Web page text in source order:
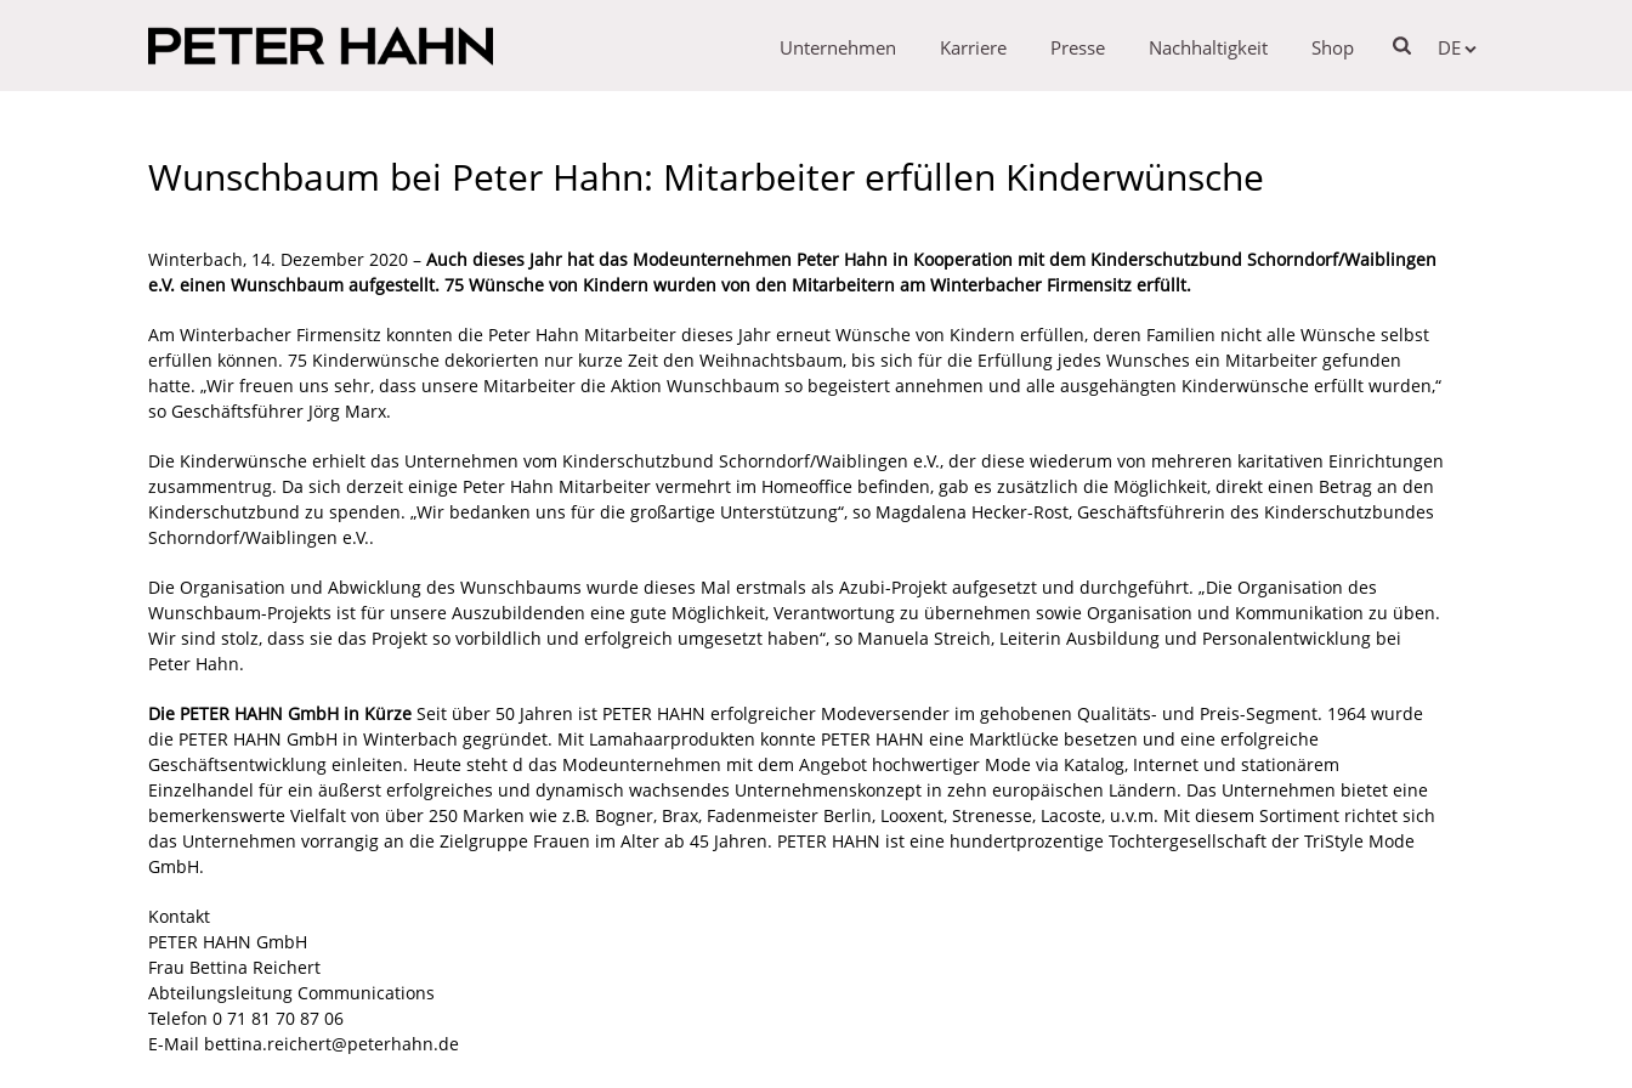
Unternehmen Karriere Presse Nachhaltigkeit Shop DE
Wunschbaum bei Peter Hahn: Mitarbeiter erfüllen Kinderwünsche
Winterbach, 14. Dezember 2020 – Auch dieses Jahr hat das Modeunternehmen Peter Hahn in Kooperation mit dem Kinderschutzbund Schorndorf/Waiblingen
e.V. einen Wunschbaum aufgestellt. 75 Wünsche von Kindern wurden von den Mitarbeitern am Winterbacher Firmensitz erfüllt.
Am Winterbacher Firmensitz konnten die Peter Hahn Mitarbeiter dieses Jahr erneut Wünsche von Kindern erfüllen, deren Familien nicht alle Wünsche selbst
erfüllen können. 75 Kinderwünsche dekorierten nur kurze Zeit den Weihnachtsbaum, bis sich für die Erfüllung jedes Wunsches ein Mitarbeiter gefunden
hatte. „Wir freuen uns sehr, dass unsere Mitarbeiter die Aktion Wunschbaum so begeistert annehmen und alle ausgehängten Kinderwünsche erfüllt wurden,“
so Geschäftsführer Jörg Marx.
Die Kinderwünsche erhielt das Unternehmen vom Kinderschutzbund Schorndorf/Waiblingen e.V., der diese wiederum von mehreren karitativen Einrichtungen
zusammentrug. Da sich derzeit einige Peter Hahn Mitarbeiter vermehrt im Homeoffice befinden, gab es zusätzlich die Möglichkeit, direkt einen Betrag an den
Kinderschutzbund zu spenden. „Wir bedanken uns für die großartige Unterstützung“, so Magdalena Hecker-Rost, Geschäftsführerin des Kinderschutzbundes
Schorndorf/Waiblingen e.V..
Die Organisation und Abwicklung des Wunschbaums wurde dieses Mal erstmals als Azubi-Projekt aufgesetzt und durchgeführt. „Die Organisation des
Wunschbaum-Projekts ist für unsere Auszubildenden eine gute Möglichkeit, Verantwortung zu übernehmen sowie Organisation und Kommunikation zu üben.
Wir sind stolz, dass sie das Projekt so vorbildlich und erfolgreich umgesetzt haben“, so Manuela Streich, Leiterin Ausbildung und Personalentwicklung bei
Peter Hahn.
Die PETER HAHN GmbH in Kürze Seit über 50 Jahren ist PETER HAHN erfolgreicher Modeversender im gehobenen Qualitäts- und Preis-Segment. 1964 wurde
die PETER HAHN GmbH in Winterbach gegründet. Mit Lamahaarprodukten konnte PETER HAHN eine Marktlücke besetzen und eine erfolgreiche
Geschäftsentwicklung einleiten. Heute steht d das Modeunternehmen mit dem Angebot hochwertiger Mode via Katalog, Internet und stationärem
Einzelhandel für ein äußerst erfolgreiches und dynamisch wachsendes Unternehmenskonzept in zehn europäischen Ländern. Das Unternehmen bietet eine
bemerkenswerte Vielfalt von über 250 Marken wie z.B. Bogner, Brax, Fadenmeister Berlin, Looxent, Strenesse, Lacoste, u.v.m. Mit diesem Sortiment richtet sich
das Unternehmen vorrangig an die Zielgruppe Frauen im Alter ab 45 Jahren. PETER HAHN ist eine hundertprozentige Tochtergesellschaft der TriStyle Mode
GmbH.
Kontakt
PETER HAHN GmbH
Frau Bettina Reichert
Abteilungsleitung Communications
Telefon 0 71 81 70 87 06
E-Mail bettina.reichert@peterhahn.de